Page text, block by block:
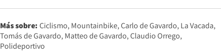
Más sobre: Ciclismo Mountainbike Carlo de Gavardo La Vacada
Tomás de Gavardo Matteo de Gavardo Claudio Orrego
Polideportivo